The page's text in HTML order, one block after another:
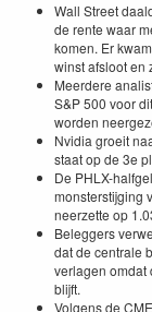
Wall Street
de rente waar
komen. Er
winst afsloot en
Meerdere
S&P 500 voor
worden
Nvidia groeit
staat op de 3e
De PHLX-
monsterstijging
neerzette op
Beleggers
dat de centrale
verlagen omdat
blijft.
Volgens de